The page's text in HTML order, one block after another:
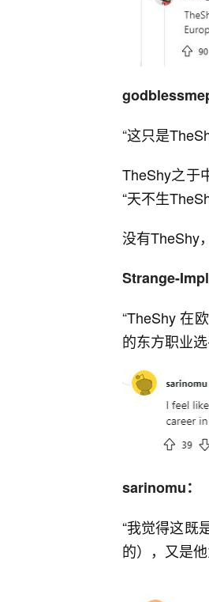
“这只是
TheShy之于
“天不生
没有TheShy
Strange-
“TheShy 在
的东方职业
sarinomu：
“我觉得这既
的），又是